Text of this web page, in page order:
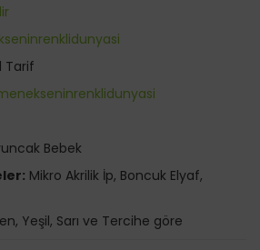
Tarif
Bebek
Mikro Akrilik İp, Boncuk Elyaf,
Yeşil, Sarı ve Tercihe göre